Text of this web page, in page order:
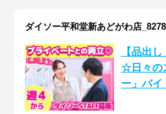
ダイソー平和堂新あどがわ店_8278
【品出
☆日々の
ー」バ